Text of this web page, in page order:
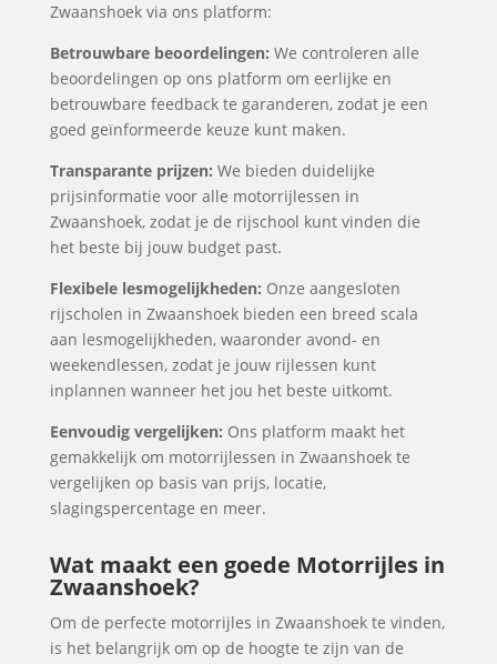
Zwaanshoek via ons platform:
Betrouwbare beoordelingen: We controleren alle
beoordelingen op ons platform om eerlijke en
betrouwbare feedback te garanderen, zodat je een
goed geïnformeerde keuze kunt maken.
Transparante prijzen: We bieden duidelijke
prijsinformatie voor alle motorrijlessen in
Zwaanshoek, zodat je de rijschool kunt vinden die
het beste bij jouw budget past.
Flexibele lesmogelijkheden: Onze aangesloten
rijscholen in Zwaanshoek bieden een breed scala
aan lesmogelijkheden, waaronder avond- en
weekendlessen, zodat je jouw rijlessen kunt
inplannen wanneer het jou het beste uitkomt.
Eenvoudig vergelijken: Ons platform maakt het
gemakkelijk om motorrijlessen in Zwaanshoek te
vergelijken op basis van prijs, locatie,
slagingspercentage en meer.
Wat maakt een goede Motorrijles in
Zwaanshoek?
Om de perfecte motorrijles in Zwaanshoek te vinden,
is het belangrijk om op de hoogte te zijn van de